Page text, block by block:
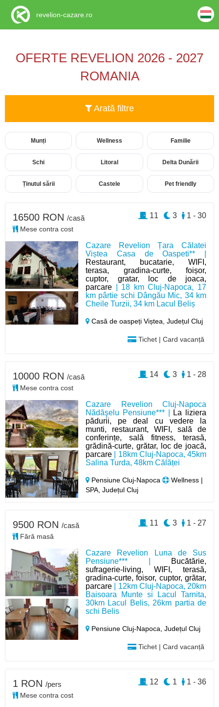
OFERTE REVELION 2026 - 2027
ROMANIA
Arată filtre
Munți Wellness Familie
Schi Litoral Delta Dunării
Ținutul sării Castele Pet friendly
Cazare Revelion Țara Călatei
Viștea Casa de Oaspeti** |
Restaurant, bucatarie, WIFI,
terasa, gradina-curte, foișor,
cuptor, gratar, loc de joaca,
parcare | 18 km Cluj-Napoca, 17
km pârtie schi Dângău Mic, 34 km
Cheile Turzii, 34 km Lacul Beliș
Casă de oaspeți Viștea,Județul Cluj
Tichet | Card vacanță
16500 RON /casă
Mese contra cost
1 - 30
3
11
Cazare Revelion Cluj-Napoca
Nădăşelu Pensiune*** |
La liziera
pădurii, pe deal cu vedere la
munti, restaurant, WIFI, sală de
conferințe, sală fitness, terasă,
grădină-curte, grătar, loc de joacă,
parcare | 18km Cluj-Napoca, 45km
Salina Turda, 48km Călăței
Pensiune Cluj-Napoca
Wellness |
SPA, Județul Cluj
10000 RON /casă
Mese contra cost
1 - 28
3
14
Cazare Revelion Luna de Sus
Pensiune*** |
Bucătărie,
sufragerie-living, WIFI, terasă,
gradina-curte, foisor, cuptor, grătar,
parcare | 12km Cluj-Napoca, 20km
Baisoara Munte si Lacul Tarnita,
30km Lacul Belis, 26km partia de
schi Belis
Pensiune Cluj-Napoca,Județul Cluj
Tichet | Card vacanță
9500 RON /casă
Fără masă
1 - 27
3
11
1 RON /pers
Mese contra cost
1 - 36
1
12
revelion-cazare.ro